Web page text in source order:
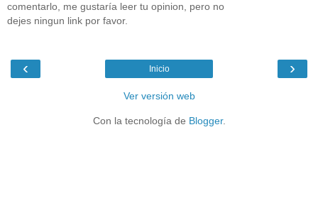
comentarlo, me gustaría leer tu opinion, pero no
dejes ningun link por favor.
‹ ›
Inicio
Ver versión web
Con la tecnología de Blogger.